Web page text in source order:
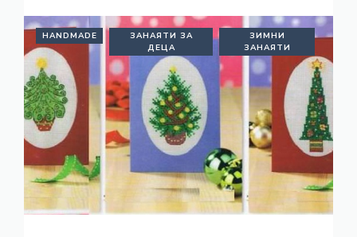
HANDMADE
ЗАНАЯТИ ЗА
ДЕЦА
ЗИМНИ
ЗАНАЯТИ